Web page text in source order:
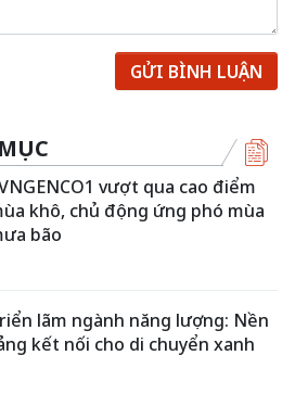
GỬI BÌNH LUẬN
vượt qua cao điểm
khô, chủ động ứng phó mùa
bão
lãm ngành năng lượng: Nền
kết nối cho di chuyển xanh